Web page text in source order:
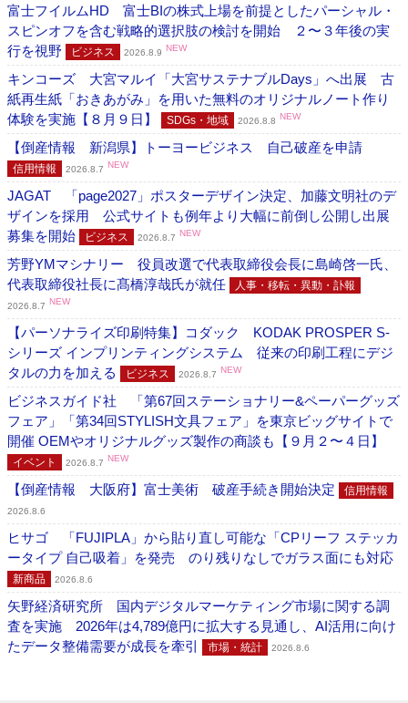
富士フイルムHD 富士BIの株式上場を前提としたパーシャル・
スピンオフを含む戦略的選択肢の検討を開始 ２〜３年後の実
行を視野
ビジネス 2026.8.9 NEW
キンコーズ 大宮マルイ「大宮サステナブルDays」へ出展 古
紙再生紙「おきあがみ」を用いた無料のオリジナルノート作り
体験を実施【８月９日】
SDGs・地域 2026.8.8 NEW
【倒産情報 新潟県】トーヨービジネス 自己破産を申請
信用情報 2026.8.7 NEW
JAGAT 「page2027」ポスターデザイン決定、加藤文明社のデ
ザインを採用 公式サイトも例年より大幅に前倒し公開し出展
募集を開始
ビジネス 2026.8.7 NEW
芳野YMマシナリー 役員改選で代表取締役会長に島崎啓一氏、
代表取締役社長に髙橋淳哉氏が就任
人事・移転・異動・訃報
2026.8.7 NEW
【パーソナライズ印刷特集】コダック KODAK PROSPER S-
シリーズ インプリンティングシステム 従来の印刷工程にデジ
タルの力を加える
ビジネス 2026.8.7 NEW
ビジネスガイド社 「第67回ステーショナリー&ペーパーグッズ
フェア」「第34回STYLISH文具フェア」を東京ビッグサイトで
開催 OEMやオリジナルグッズ製作の商談も【９月２〜４日】
イベント 2026.8.7 NEW
【倒産情報 大阪府】富士美術 破産手続き開始決定 信用情報
2026.8.6
ヒサゴ 「FUJIPLA」から貼り直し可能な「CPリーフ ステッカ
ータイプ 自己吸着」を発売 のり残りなしでガラス面にも対応
新商品 2026.8.6
矢野経済研究所 国内デジタルマーケティング市場に関する調
査を実施 2026年は4,789億円に拡大する見通し、AI活用に向け
たデータ整備需要が成長を牽引
市場・統計 2026.8.6